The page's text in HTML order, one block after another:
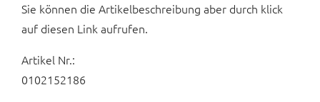
Sie können die Artikelbeschreibung aber durch klick
auf diesen Link aufrufen.
Artikel Nr.:
0102152186